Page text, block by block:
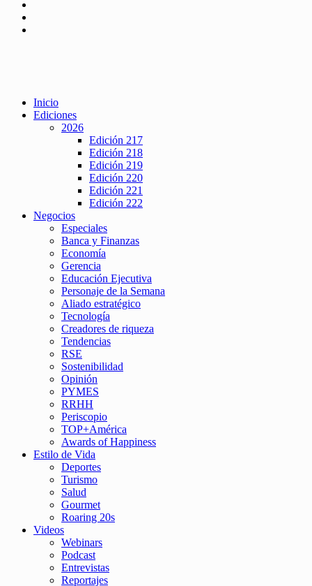
Inicio
Ediciones
2026
Edición 217
Edición 218
Edición 219
Edición 220
Edición 221
Edición 222
Negocios
Especiales
Banca y Finanzas
Economía
Gerencia
Educación Ejecutiva
Personaje de la Semana
Aliado estratégico
Tecnología
Creadores de riqueza
Tendencias
RSE
Sostenibilidad
Opinión
PYMES
RRHH
Periscopio
TOP+América
Awards of Happiness
Estilo de Vida
Deportes
Turismo
Salud
Gourmet
Roaring 20s
Videos
Webinars
Podcast
Entrevistas
Reportajes